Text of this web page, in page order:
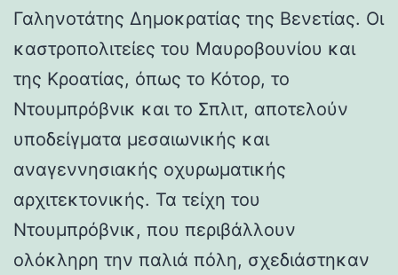
Γαληνοτάτης Δημοκρατίας της Βενετίας. Οι
καστροπολιτείες του Μαυροβουνίου και
της Κροατίας, όπως το Κότορ, το
Ντουμπρόβνικ και το Σπλιτ, αποτελούν
υποδείγματα μεσαιωνικής και
αναγεννησιακής οχυρωματικής
αρχιτεκτονικής. Τα τείχη του
Ντουμπρόβνικ, που περιβάλλουν
ολόκληρη την παλιά πόλη, σχεδιάστηκαν